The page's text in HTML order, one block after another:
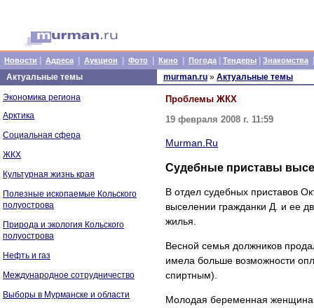
Новости Адреса Аукцион Фото Кино Погода Тендеры Знакомства
Актуальные темы
Экономика региона
Арктика
Социальная сфера
ЖКХ
Культурная жизнь края
Полезные ископаемые Кольского
полуострова
Природа и экология Кольского
полуострова
Нефть и газ
Международное сотрудничество
Выборы в Мурманске и области
murman.ru » Актуальные темы
Проблемы ЖКХ
19 февраля 2008 г. 11:59
Murman.Ru
Судебные приставы
В отдел судебных приставов
выселении гражданки Д. и ее
жилья.
Весной семья должников
имела больше возможности
спиртным).
Молодая беременная женщина